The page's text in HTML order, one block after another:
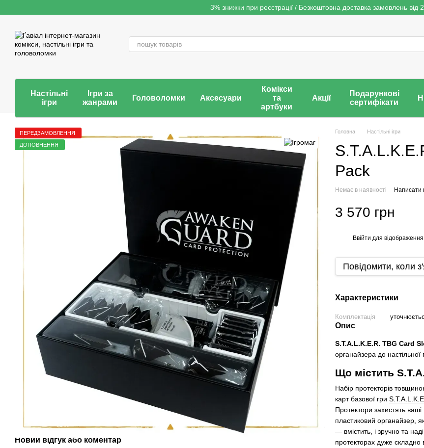
3% знижки при реєстрації / Безкоштовна доставка замовлень від
Настільні
ігри
Ігри за
жанрами
Головоломки Аксесуари
Комікси
та
артбуки
Акції
Подарункові
сертифікати
ПЕРЕДЗАМОВЛЕННЯ
ДОПОВНЕННЯ
Новий відгук або коментар
Головна Настільні ігри
Pack
Немає в наявності Написати
3 570 грн
Ввійти для
Повідомити, коли
Характеристики
Комплектація
Опис
S.T.A.L.K.E.R. TBG Card
органайзера до настільної
Що містить
Набір протекторів
карт базової гри
Протектори захистять
пластиковий органайзер,
— вмістить, і зручно та
протекторах дуже складно